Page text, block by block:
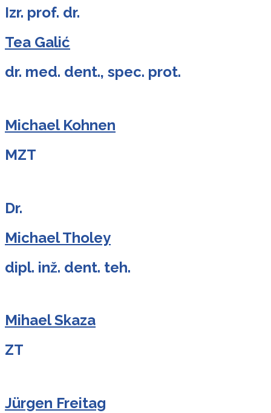
Izr. prof. dr.
Tea Galić
dr. med. dent., spec. prot.
Michael Kohnen
MZT
Dr.
Michael Tholey
dipl. inž. dent. teh.
Mihael Skaza
ZT
Jürgen Freitag